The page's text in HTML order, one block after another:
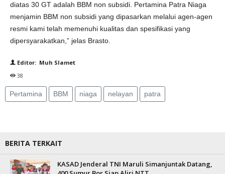
diatas 30 GT adalah BBM non subsidi. Pertamina Patra Niaga
menjamin BBM non subsidi yang dipasarkan melalui agen-agen
resmi kami telah memenuhi kualitas dan spesifikasi yang
dipersyarakatkan,” jelas Brasto.
Editor: Muh Slamet
38
Pertamina BBM niaga nelayan patra
BERITA TERKAIT
KASAD Jenderal TNI Maruli Simanjuntak Datang,